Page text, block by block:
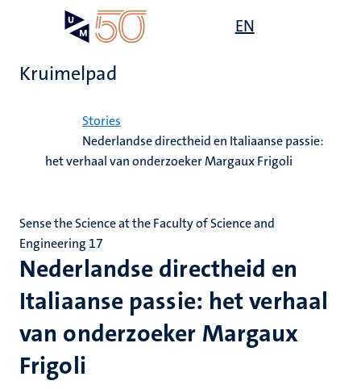
EN
Kruimelpad
Stories
Nederlandse directheid en Italiaanse passie:
het verhaal van onderzoeker Margaux Frigoli
Nederlandse directheid en
Italiaanse passie: het verhaal
van onderzoeker Margaux
Frigoli
Sense the Science at the Faculty of Science and
Engineering 17